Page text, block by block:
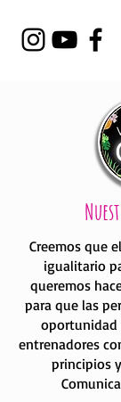
Creemos que
igualitario
queremos
para que las
oportunidad
entrenadores
principios